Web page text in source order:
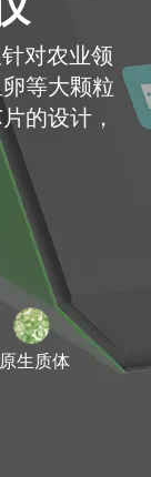
对农业领
等大颗粒
的设计，
原生质体